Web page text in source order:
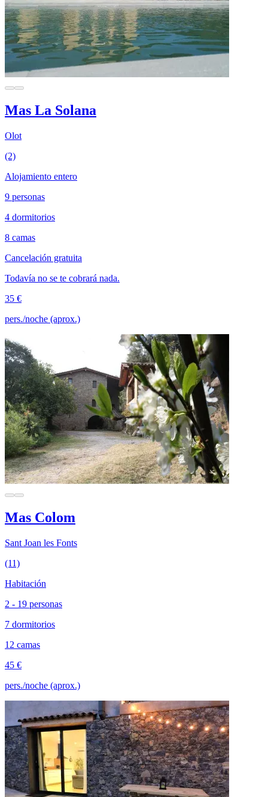
Mas La Solana
Olot
(2)
Alojamiento entero
9 personas
4 dormitorios
8 camas
Cancelación gratuita
Todavía no se te cobrará nada.
35 €
pers./noche (aprox.)
Mas Colom
Sant Joan les Fonts
(11)
Habitación
2 - 19 personas
7 dormitorios
12 camas
45 €
pers./noche (aprox.)